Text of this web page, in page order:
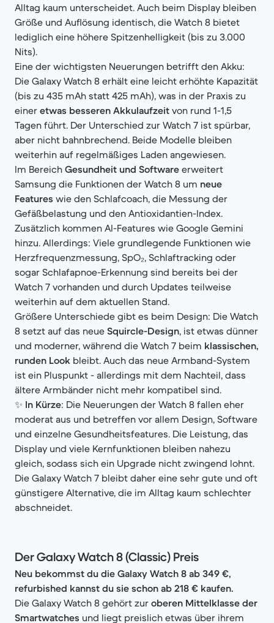
Alltag kaum unterscheidet. Auch beim Display bleiben
Größe und Auflösung identisch, die Watch 8 bietet
lediglich eine höhere Spitzenhelligkeit (bis zu 3.000
Nits).
Eine der wichtigsten Neuerungen betrifft den Akku:
Die Galaxy Watch 8 erhält eine leicht erhöhte Kapazität
(bis zu 435 mAh statt 425 mAh), was in der Praxis zu
einer etwas besseren Akkulaufzeit von rund 1-1,5
Tagen führt. Der Unterschied zur Watch 7 ist spürbar,
aber nicht bahnbrechend. Beide Modelle bleiben
weiterhin auf regelmäßiges Laden angewiesen.
Im Bereich Gesundheit und Software erweitert
Samsung die Funktionen der Watch 8 um neue
Features wie den Schlafcoach, die Messung der
Gefäßbelastung und den Antioxidantien-Index.
Zusätzlich kommen AI-Features wie Google Gemini
hinzu. Allerdings: Viele grundlegende Funktionen wie
Herzfrequenzmessung, SpO₂, Schlaftracking oder
sogar Schlafapnoe-Erkennung sind bereits bei der
Watch 7 vorhanden und durch Updates teilweise
weiterhin auf dem aktuellen Stand.
Größere Unterschiede gibt es beim Design: Die Watch
8 setzt auf das neue Squircle-Design, ist etwas dünner
und moderner, während die Watch 7 beim klassischen,
runden Look bleibt. Auch das neue Armband-System
ist ein Pluspunkt - allerdings mit dem Nachteil, dass
ältere Armbänder nicht mehr kompatibel sind.
✨ In Kürze: Die Neuerungen der Watch 8 fallen eher
moderat aus und betreffen vor allem Design, Software
und einzelne Gesundheitsfeatures. Die Leistung, das
Display und viele Kernfunktionen bleiben nahezu
gleich, sodass sich ein Upgrade nicht zwingend lohnt.
Die Galaxy Watch 7 bleibt daher eine sehr gute und oft
günstigere Alternative, die im Alltag kaum schlechter
abschneidet.
Der Galaxy Watch 8 (Classic) Preis
Neu bekommst du die Galaxy Watch 8 ab 349 €,
refurbished kannst du sie schon ab 218 € kaufen.
Die Galaxy Watch 8 gehört zur oberen Mittelklasse der
Smartwatches und liegt preislich etwas über ihrem